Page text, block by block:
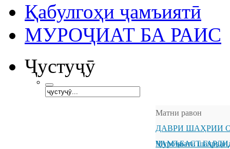
Қабулгоҳи ҷамъиятӣ
МУРОҶИАТ БА РАИС
Ҷустуҷӯ
Матни равон
ДАВРИ ШАҲРИИ
ҶАМЪБАСТ
Муроҷиати